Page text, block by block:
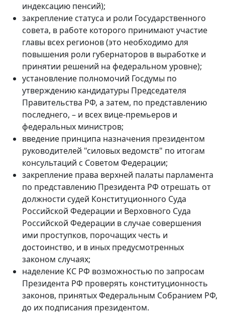
индексацию пенсий);
закрепление статуса и роли Государственного
совета, в работе которого принимают участие
главы всех регионов (это необходимо для
повышения роли губернаторов в выработке и
принятии решений на федеральном уровне);
установление полномочий Госдумы по
утверждению кандидатуры Председателя
Правительства РФ, а затем, по представлению
последнего, – и всех вице-премьеров и
федеральных министров;
введение принципа назначения президентом
руководителей "силовых ведомств" по итогам
консультаций с Советом Федерации;
закрепление права верхней палаты парламента
по представлению Президента РФ отрешать от
должности судей Конституционного Суда
Российской Федерации и Верховного Суда
Российской Федерации в случае совершения
ими проступков, порочащих честь и
достоинство, и в иных предусмотренных
законом случаях;
наделение КС РФ возможностью по запросам
Президента РФ проверять конституционность
законов, принятых Федеральным Собранием РФ,
до их подписания президентом.